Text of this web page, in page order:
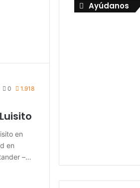
0 1.918
en
en
–…
Ayúdanos